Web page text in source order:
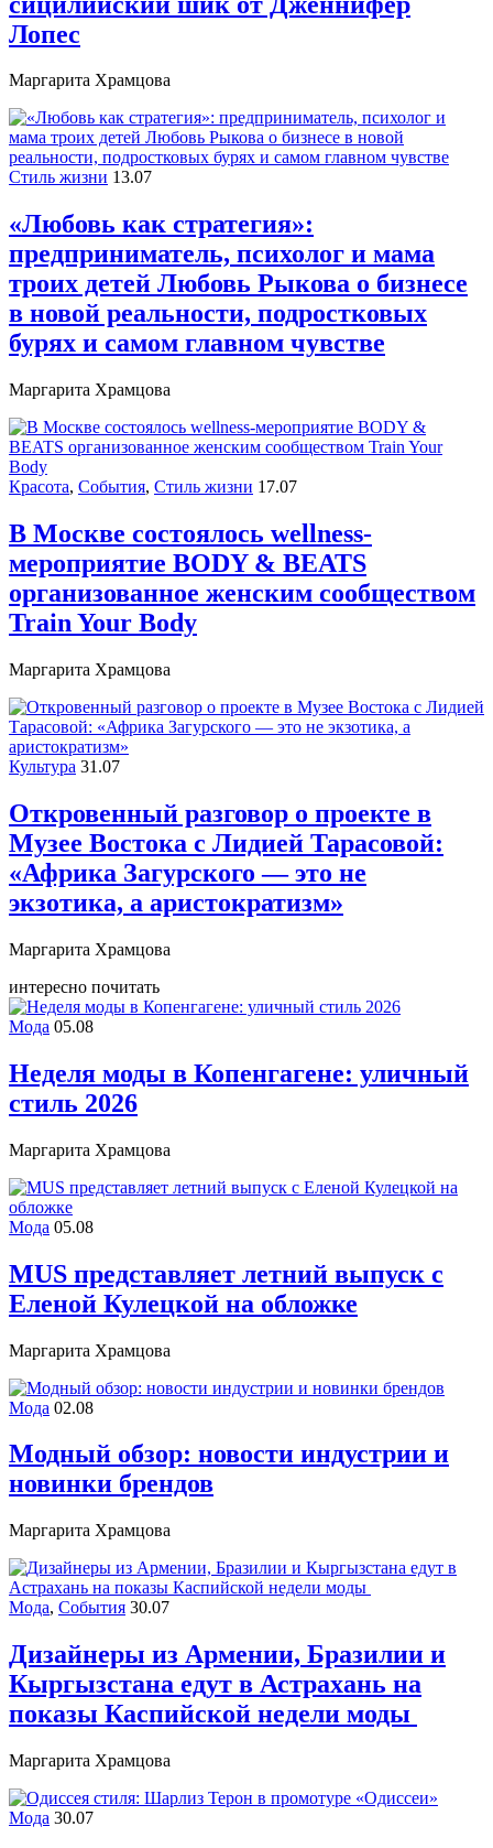
Лопес
Маргарита Храмцова
Стиль жизни 13.07
«Любовь как стратегия»:
предприниматель, психолог и мама
троих детей Любовь Рыкова о бизнесе
в новой реальности, подростковых
бурях и самом главном чувстве
Маргарита Храмцова
Красота, События, Стиль жизни 17.07
В Москве состоялось wellness-
мероприятие BODY & BEATS
организованное женским сообществом
Train Your Body
Маргарита Храмцова
Культура 31.07
Откровенный разговор о проекте в
Музее Востока c Лидией Тарасовой:
«Африка Загурского — это не
экзотика, а аристократизм»
Маргарита Храмцова
интересно почитать
Мода 05.08
Неделя моды в Копенгагене: уличный
стиль 2026
Маргарита Храмцова
Мода 05.08
MUS представляет летний выпуск с
Еленой Кулецкой на обложке
Маргарита Храмцова
Мода 02.08
Модный обзор: новости индустрии и
новинки брендов
Маргарита Храмцова
Мода, События 30.07
Дизайнеры из Армении, Бразилии и
Кыргызстана едут в Астрахань на
показы Каспийской недели моды
Маргарита Храмцова
Мода 30.07